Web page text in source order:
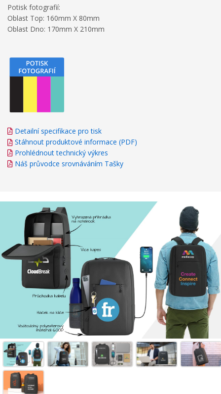
Potisk fotografií:
Oblast Top: 160mm X 80mm
Oblast Dno: 170mm X 210mm
Detailní specifikace pro tisk
Stáhnout produktové informace (PDF)
Prohlédnout technický výkres
Náš průvodce srovnáváním Tašky